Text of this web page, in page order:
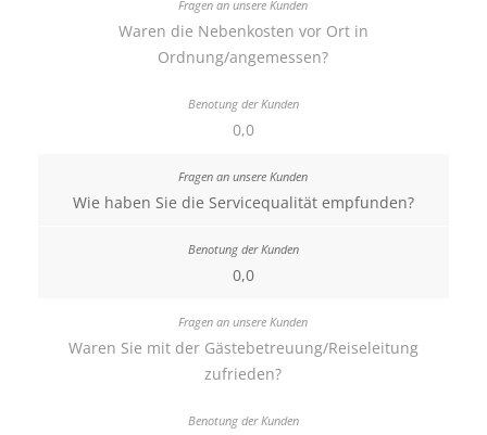
Waren die Nebenkosten vor Ort in
Ordnung/angemessen?
0,0
Wie haben Sie die Servicequalität empfunden?
0,0
Waren Sie mit der Gästebetreuung/Reiseleitung
zufrieden?